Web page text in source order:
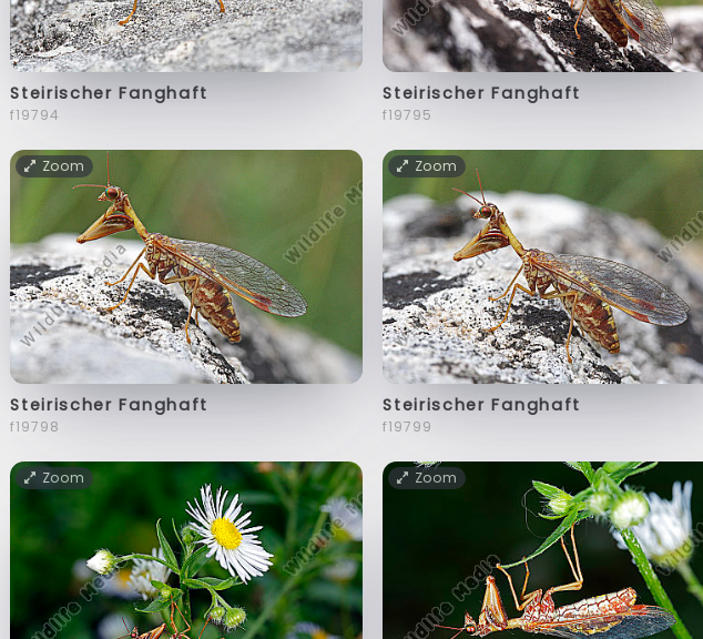
Steirischer Fanghaft
f19794
Steirischer Fanghaft
f19795
Zoom
Steirischer Fanghaft
f19798
Zoom
Steirischer Fanghaft
f19799
Zoom Zoom